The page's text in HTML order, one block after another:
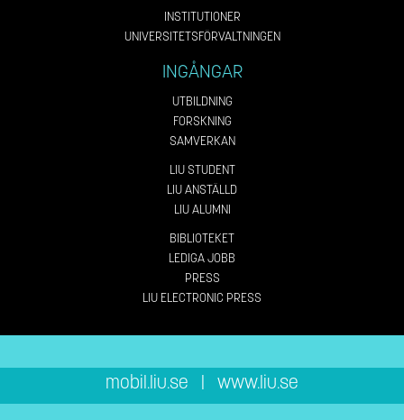
INSTITUTIONER
UNIVERSITETSFÖRVALTNINGEN
INGÅNGAR
UTBILDNING
FORSKNING
SAMVERKAN
LIU STUDENT
LIU ANSTÄLLD
LIU ALUMNI
BIBLIOTEKET
LEDIGA JOBB
PRESS
LIU ELECTRONIC PRESS
mobil.liu.se www.liu.se